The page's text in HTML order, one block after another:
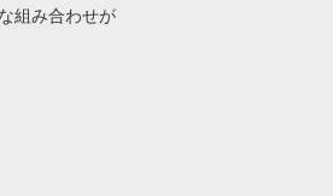
組み合わせが